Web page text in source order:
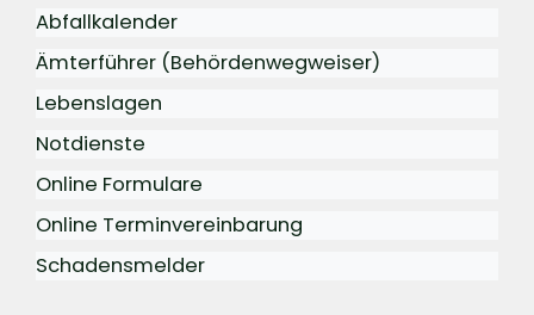
Abfallkalender
Ämterführer (Behördenwegweiser)
Lebenslagen
Notdienste
Online Formulare
Online Terminvereinbarung
Schadensmelder